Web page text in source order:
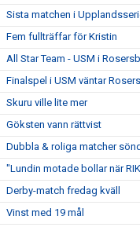
Sista matchen i
Fem fullträffar för Kristin
All Star Team - USM i
Finalspel i USM väntar
Skuru ville lite mer
Göksten vann rättvist
Dubbla & roliga matcher
"Lundin motade bollar när
Derby-match fredag kväll
Vinst med 19 mål